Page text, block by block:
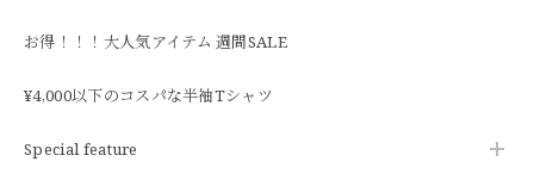
お得！！！大人気アイテム 週間SALE
¥4,000以下のコスパな半袖Tシャツ
Special feature